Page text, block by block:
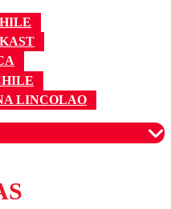
LINCOLAO
para garantizar un